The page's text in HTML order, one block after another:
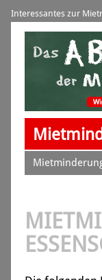
Interessantes zur